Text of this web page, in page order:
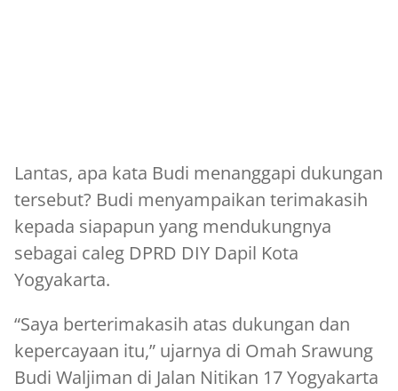
Lantas, apa kata Budi menanggapi dukungan
tersebut? Budi menyampaikan terimakasih
kepada siapapun yang mendukungnya
sebagai caleg DPRD DIY Dapil Kota
Yogyakarta.
“Saya berterimakasih atas dukungan dan
kepercayaan itu,” ujarnya di Omah Srawung
Budi Waljiman di Jalan Nitikan 17 Yogyakarta